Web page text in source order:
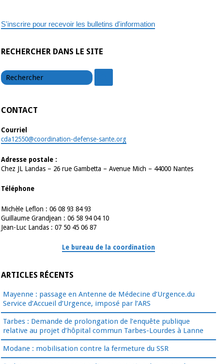
S'inscrire pour recevoir les bulletins d'information
RECHERCHER DANS LE SITE
CONTACT
Courriel
cda12550@coordination-defense-sante.org
Adresse postale :
Chez JL Landas – 26 rue Gambetta – Avenue Mich – 44000 Nantes
Téléphone
Michèle Leflon : 06 08 93 84 93
Guillaume Grandjean : 06 58 94 04 10
Jean-Luc Landas : 07 50 45 06 87
Le bureau de la coordination
ARTICLES RÉCENTS
Mayenne : passage en Antenne de Médecine d’Urgence.du
Service d’Accueil d’Urgence, imposé par l’ARS
Tarbes : Demande de prolongation de l’enquête publique
relative au projet d’hôpital commun Tarbes-Lourdes à Lanne
Modane : mobilisation contre la fermeture du SSR